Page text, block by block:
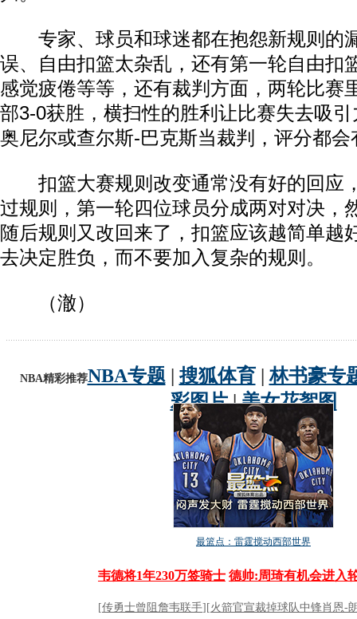
专家、球员和球迷都在抱怨新规则的
误、自由扣篮太杂乱，还有第一轮自由扣
感觉疲倦等等，还有裁判方面，两轮比赛
部3-0获胜，横扫性的胜利让比赛失去吸
奥尼尔或查尔斯-巴克斯当裁判，评分都会
扣篮大赛规则改变通常没有好的回应
过规则，第一轮四位球员分成两对对决，
随后规则又改回来了，扣篮应该越简单越
去决定胜负，而不要加入复杂的规则。
（澈）